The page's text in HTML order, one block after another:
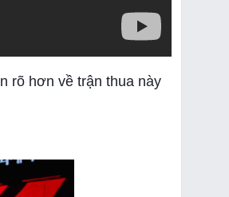
rõ hơn về trận thua này